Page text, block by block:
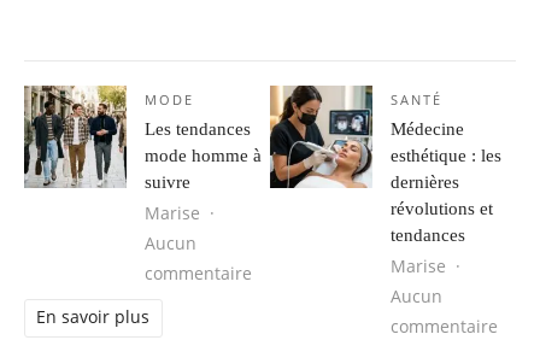
MODE
Les tendances
mode homme à
suivre
Marise
Aucun
commentaire sur Les tendances mode homme à
En savoir plus
SANTÉ
Médecine
esthétique : les
dernières
révolutions et
tendances
Marise
Aucun
commentaire